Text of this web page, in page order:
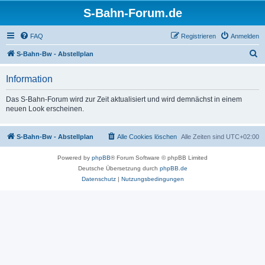
S-Bahn-Forum.de
FAQ Anmelden
Registrieren
S-Bahn-Bw - Abstellplan
Information
Das S-Bahn-Forum wird zur Zeit aktualisiert und wird demnächst in einem
neuen Look erscheinen.
S-Bahn-Bw - Abstellplan Alle Zeiten sind UTC+02:00
Alle Cookies löschen
Powered by phpBB® Forum Software © phpBB Limited
Deutsche Übersetzung durch phpBB.de
Datenschutz| Nutzungsbedingungen